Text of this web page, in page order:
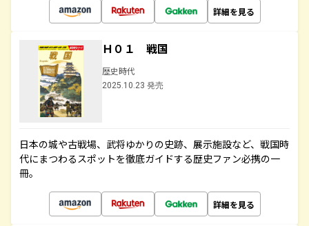
詳細を見る
Ｈ０１ 戦国
歴史時代
2025.10.23 発売
日本の城や古戦場、武将ゆかりの史跡、展示施設など、戦国時
代にまつわるスポットを徹底ガイドする歴史ファン必携の一
冊。
詳細を見る